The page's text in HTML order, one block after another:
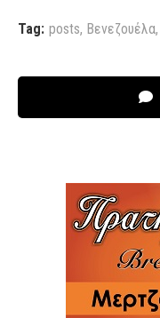
Tag: posts, Βενεζουέλα,